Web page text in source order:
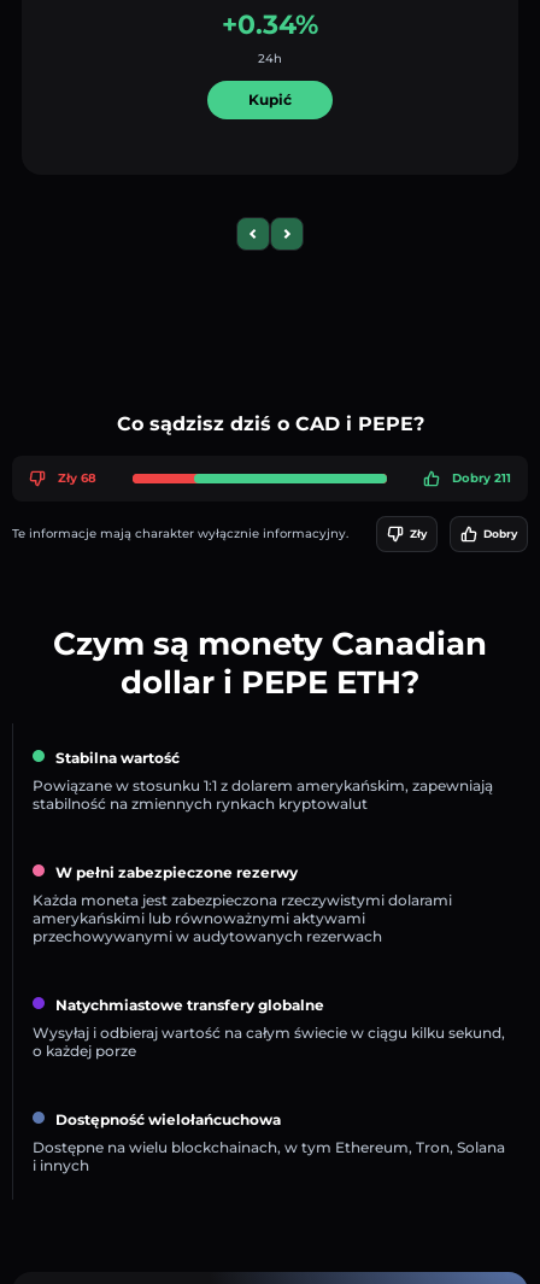
+0.34%
24h
Kupić
Previous slide
Next slide
Co sądzisz dziś o CAD i PEPE?
Zły 68 Dobry 211
Te informacje mają charakter wyłącznie informacyjny. Zły Dobry
Czym są monety Canadian
dollar i PEPE ETH?
Stabilna wartość
Powiązane w stosunku 1:1 z dolarem amerykańskim, zapewniają
stabilność na zmiennych rynkach kryptowalut
W pełni zabezpieczone rezerwy
Każda moneta jest zabezpieczona rzeczywistymi dolarami
amerykańskimi lub równoważnymi aktywami
przechowywanymi w audytowanych rezerwach
Natychmiastowe transfery globalne
Wysyłaj i odbieraj wartość na całym świecie w ciągu kilku sekund,
o każdej porze
Dostępność wielołańcuchowa
Dostępne na wielu blockchainach, w tym Ethereum, Tron, Solana
i innych